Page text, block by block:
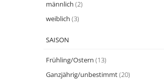
männlich (2)
weiblich (3)
SAISON
Frühling/Ostern (13)
Ganzjährig/unbestimmt(20)